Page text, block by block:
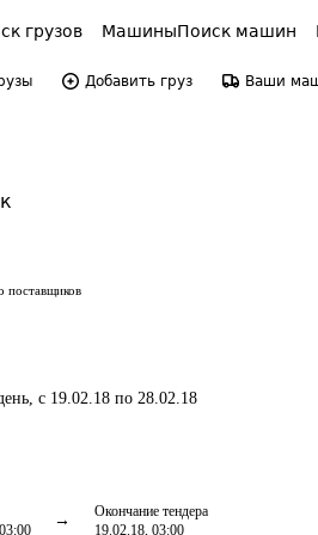
грузов МашиныПоиск машин
Добавить груз Ваши
поставщиков
, с 19.02.18 по 28.02.18
Окончание тендера
19.02.18, 03:00